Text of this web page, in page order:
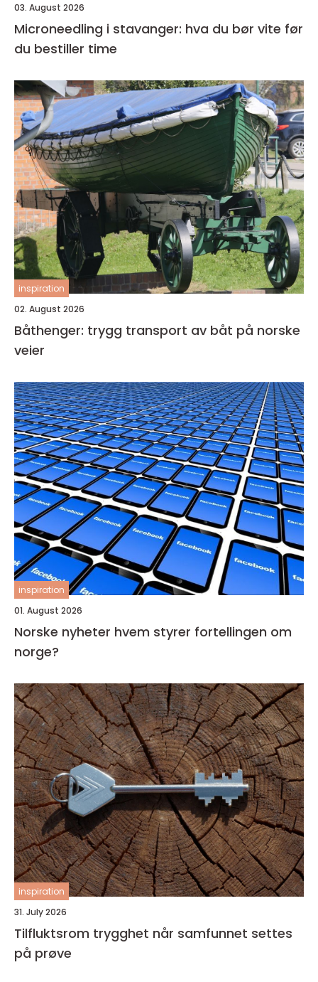
03. August 2026
Microneedling i stavanger: hva du bør vite før
du bestiller time
inspiration
02. August 2026
Båthenger: trygg transport av båt på norske
veier
inspiration
01. August 2026
Norske nyheter hvem styrer fortellingen om
norge?
inspiration
31. July 2026
Tilfluktsrom trygghet når samfunnet settes
på prøve